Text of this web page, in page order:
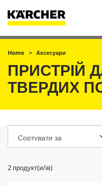
Кошик
Home Аксесуари
ПРИСТРІЙ
ТВЕРДИХ
2 продукт(и/ів)